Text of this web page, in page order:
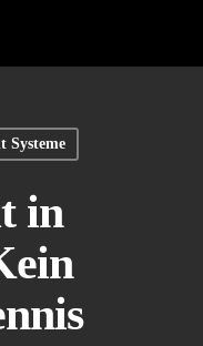
Systeme
in